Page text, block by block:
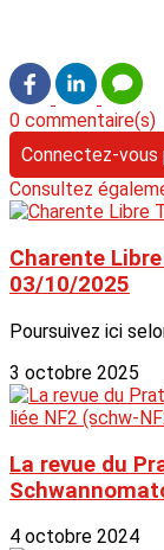
0 commentaire(s)
Connectez-vous
Consultez
Charente
03/10/2025
Poursuivez ici
3 octobre 2025
La revue du
4 octobre 2024